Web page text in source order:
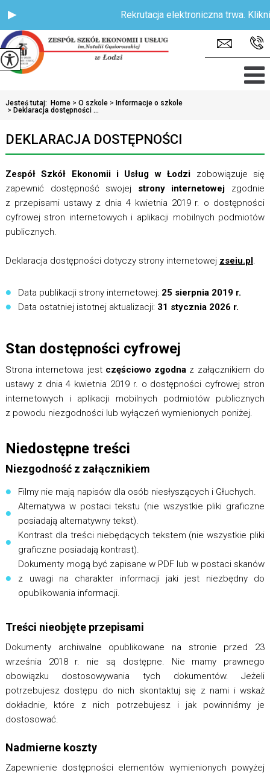
Rekrutacja elektroniczna trwa.
Jesteś tutaj: Home > O szkole > Informacje o szkole
> Deklaracja dostępności ...
DEKLARACJA DOSTĘPNOŚCI
Zespół Szkół Ekonomii i Usług w Łodzi zobowiązuje się
zapewnić dostępność swojej strony internetowej zgodnie
z przepisami ustawy z dnia 4 kwietnia 2019 r. o dostępności
cyfrowej stron internetowych i aplikacji mobilnych podmiotów
publicznych.
Deklaracja dostępności dotyczy strony internetowej zseiu.pl.
Data publikacji strony internetowej: 25 sierpnia 2019 r.
Data ostatniej istotnej aktualizacji: 31 stycznia 2026 r.
Stan dostępności cyfrowej
Strona internetowa jest częściowo zgodna z załącznikiem do
ustawy z dnia 4 kwietnia 2019 r. o dostępności cyfrowej stron
internetowych i aplikacji mobilnych podmiotów publicznych
z powodu niezgodności lub wyłączeń wymienionych poniżej.
Niedostępne treści
Niezgodność z załącznikiem
Filmy nie mają napisów dla osób niesłyszących i Głuchych.
Alternatywa w postaci tekstu (nie wszystkie pliki graficzne
posiadają alternatywny tekst).
Kontrast dla treści niebędących tekstem (nie wszystkie pliki
graficzne posiadają kontrast).
Dokumenty mogą być zapisane w PDF lub w postaci skanów
z uwagi na charakter informacji jaki jest niezbędny do
opublikowania informacji.
Treści nieobjęte przepisami
Dokumenty archiwalne opublikowane na stronie przed 23
września 2018 r. nie są dostępne. Nie mamy prawnego
obowiązku dostosowywania tych dokumentów. Jeżeli
potrzebujesz dostępu do nich skontaktuj się z nami i wskaż
dokładnie, które z nich potrzebujesz i jak powinniśmy je
dostosować.
Nadmierne koszty
Zapewnienie dostępności elementów wymienionych powyżej